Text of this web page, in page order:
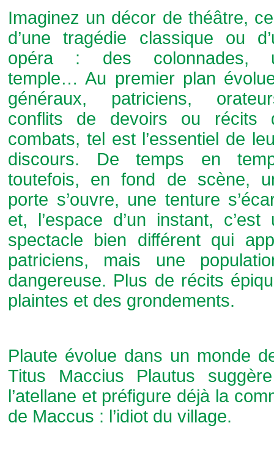
Imaginez un décor de théâtre,
d’une tragédie classique ou
opéra : des colonnades,
temple… Au premier plan
généraux, patriciens,
conflits de devoirs ou récits
combats, tel est l’essentiel de
discours. De temps en
toutefois, en fond de scène,
porte s’ouvre, une tenture
et, l’espace d’un instant, c’est
spectacle bien différent qui
patriciens, mais une
dangereuse. Plus de récits
plaintes et des grondements.
Plaute évolue dans un monde
Titus Maccius Plautus
l’atellane et préfigure déjà la
de Maccus : l’idiot du village.